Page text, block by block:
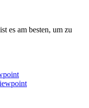
es am besten, um zu